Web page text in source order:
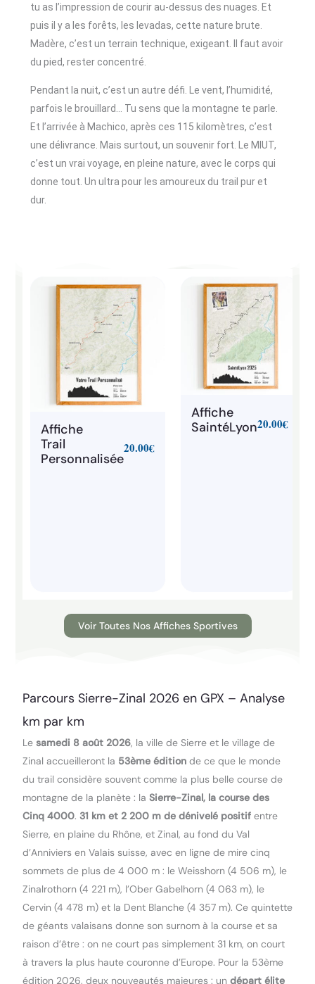
tu as l’impression de courir au-dessus des nuages. Et
puis il y a les forêts, les levadas, cette nature brute.
Madère, c’est un terrain technique, exigeant. Il faut avoir
du pied, rester concentré.
Pendant la nuit, c’est un autre défi. Le vent, l’humidité,
parfois le brouillard… Tu sens que la montagne te parle.
Et l’arrivée à Machico, après ces 115 kilomètres, c’est
une délivrance. Mais surtout, un souvenir fort. Le MIUT,
c’est un vrai voyage, en pleine nature, avec le corps qui
donne tout. Un ultra pour les amoureux du trail pur et
dur.
Affiche
Trail
Personnalisée
20.00€
Affiche
SaintéLyon20.00€
Voir Toutes Nos Affiches Sportives
Parcours Sierre-Zinal 2026 en GPX – Analyse
km par km
Le samedi 8 août 2026, la ville de Sierre et le village de
Zinal accueilleront la 53ème éditionde ce que le monde
du trail considère souvent comme la plus belle course de
montagne de la planète : la Sierre-Zinal, la course des
Cinq 4000. 31 km et 2 200 m de dénivelé positifentre
Sierre, en plaine du Rhône, et Zinal, au fond du Val
d’Anniviers en Valais suisse, avec en ligne de mire cinq
sommets de plus de 4 000 m : le Weisshorn (4 506 m), le
Zinalrothorn (4 221 m), l’Ober Gabelhorn (4 063 m), le
Cervin (4 478 m) et la Dent Blanche (4 357 m). Ce quintette
de géants valaisans donne son surnom à la course et sa
raison d’être : on ne court pas simplement 31 km, on court
à travers la plus haute couronne d’Europe. Pour la 53ème
édition 2026, deux nouveautés majeures : un départ élite